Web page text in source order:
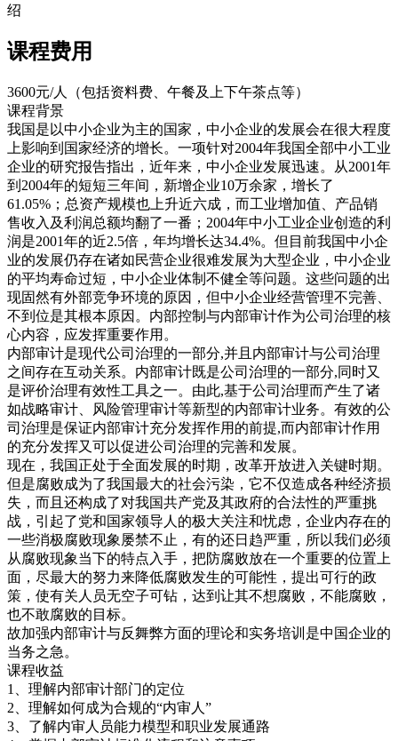
绍
课程费用
3600元/人（包括资料费、午餐及上下午茶点等）
课程背景
我国是以中小企业为主的国家，中小企业的发展会在很大程度
上影响到国家经济的增长。一项针对2004年我国全部中小工业
企业的研究报告指出，近年来，中小企业发展迅速。从2001年
到2004年的短短三年间，新增企业10万余家，增长了
61.05%；总资产规模也上升近六成，而工业增加值、产品销
售收入及利润总额均翻了一番；2004年中小工业企业创造的利
润是2001年的近2.5倍，年均增长达34.4%。但目前我国中小企
业的发展仍存在诸如民营企业很难发展为大型企业，中小企业
的平均寿命过短，中小企业体制不健全等问题。这些问题的出
现固然有外部竞争环境的原因，但中小企业经营管理不完善、
不到位是其根本原因。内部控制与内部审计作为公司治理的核
心内容，应发挥重要作用。
内部审计是现代公司治理的一部分,并且内部审计与公司治理
之间存在互动关系。内部审计既是公司治理的一部分,同时又
是评价治理有效性工具之一。由此,基于公司治理而产生了诸
如战略审计、风险管理审计等新型的内部审计业务。有效的公
司治理是保证内部审计充分发挥作用的前提,而内部审计作用
的充分发挥又可以促进公司治理的完善和发展。
现在，我国正处于全面发展的时期，改革开放进入关键时期。
但是腐败成为了我国最大的社会污染，它不仅造成各种经济损
失，而且还构成了对我国共产党及其政府的合法性的严重挑
战，引起了党和国家领导人的极大关注和忧虑，企业内存在的
一些消极腐败现象屡禁不止，有的还日趋严重，所以我们必须
从腐败现象当下的特点入手，把防腐败放在一个重要的位置上
面，尽最大的努力来降低腐败发生的可能性，提出可行的政
策，使有关人员无空子可钻，达到让其不想腐败，不能腐败，
也不敢腐败的目标。
故加强内部审计与反舞弊方面的理论和实务培训是中国企业的
当务之急。
课程收益
1、理解内部审计部门的定位
2、理解如何成为合规的“内审人”
3、了解内审人员能力模型和职业发展通路